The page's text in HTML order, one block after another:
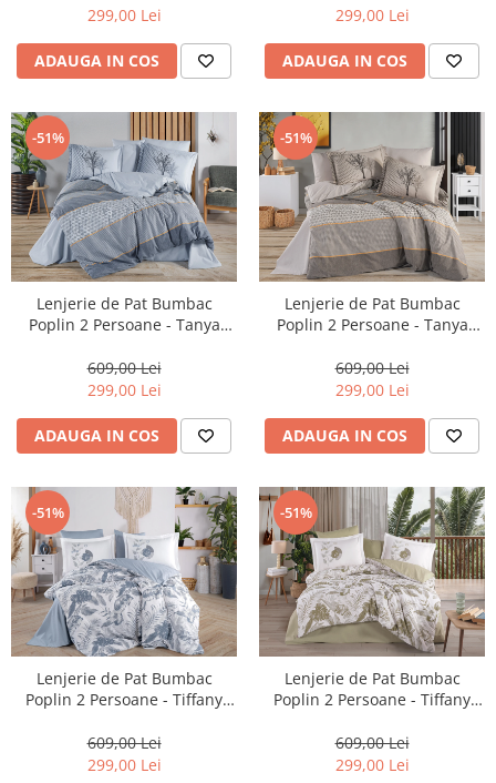
299,00 Lei
ADAUGA IN COS
299,00 Lei
ADAUGA IN COS
-51%
Lenjerie de Pat Bumbac
Poplin 2 Persoane - Tanya
609,00 Lei
299,00 Lei
ADAUGA IN COS
-51%
Lenjerie de Pat Bumbac
Poplin 2 Persoane - Tanya
609,00 Lei
299,00 Lei
ADAUGA IN COS
-51%
Lenjerie de Pat Bumbac
Poplin 2 Persoane - Tiffany
609,00 Lei
299,00 Lei
-51%
Lenjerie de Pat Bumbac
Poplin 2 Persoane - Tiffany
609,00 Lei
299,00 Lei